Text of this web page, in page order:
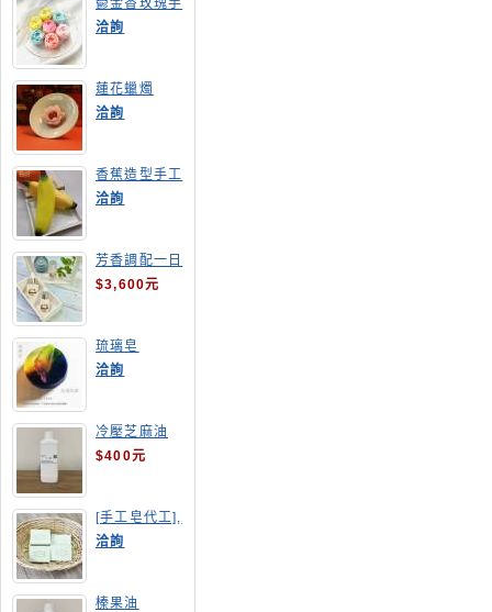
鬱金香玫瑰手
工皂(長高型)
洽詢
蓮花蠟燭
洽詢
香蕉造型手工
皂
洽詢
芳香調配一日
班
$3,600元
琉璃皂
洽詢
冷壓芝麻油
$400元
[手工皂代工],
酪梨手工皂
洽詢
榛果油